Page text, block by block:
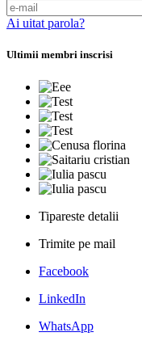
Ai uitat parola?
Ultimii membri inscrisi
Tipareste detalii
Trimite pe mail
Facebook
LinkedIn
WhatsApp